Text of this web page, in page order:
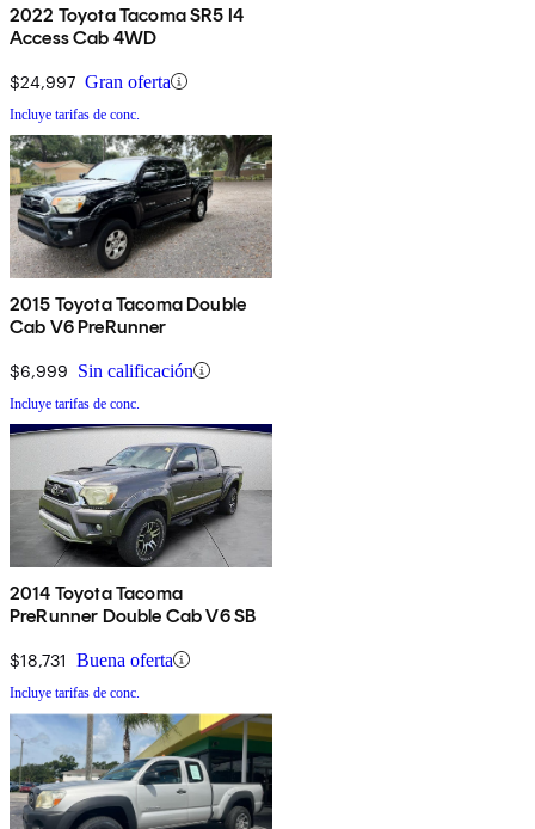
2022 Toyota Tacoma SR5 I4
Access Cab 4WD
$24,997 Gran oferta
Incluye tarifas de conc.
2015 Toyota Tacoma Double
Cab V6 PreRunner
$6,999 Sin calificación
Incluye tarifas de conc.
2014 Toyota Tacoma
PreRunner Double Cab V6 SB
$18,731 Buena oferta
Incluye tarifas de conc.